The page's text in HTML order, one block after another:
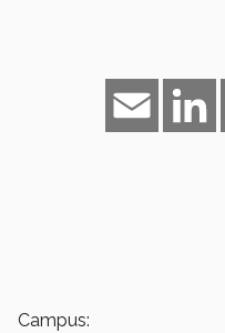
Email
Campus: